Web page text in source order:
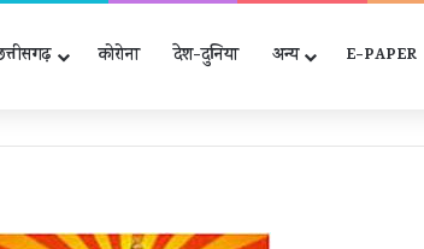
कोरोना देश-दुनिया अन्‍य E-PAPER